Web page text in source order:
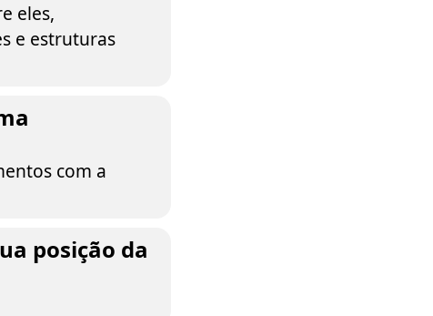
eles,
e estruturas
com a
posição da